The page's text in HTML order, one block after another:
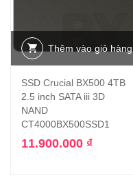
Thêm vào giỏ hàng
SSD Crucial BX500 4TB
2.5 inch SATA iii 3D
NAND
CT4000BX500SSD1
11.900.000 ₫